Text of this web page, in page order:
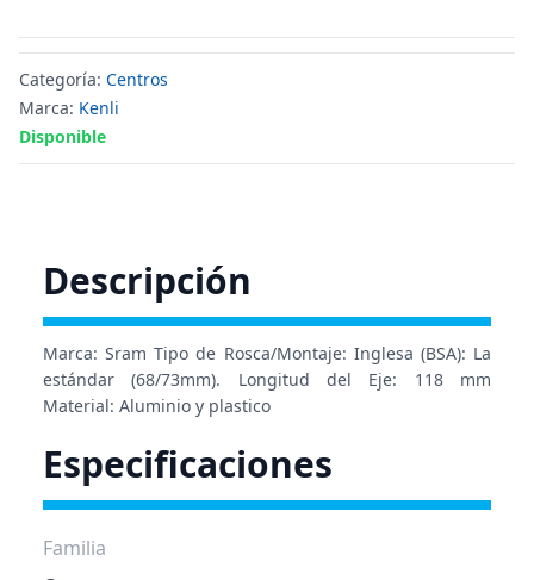
Categoría: Centros
Marca: Kenli
Disponible
Descripción
Marca: Sram Tipo de Rosca/Montaje: Inglesa (BSA): La
estándar (68/73mm). Longitud del Eje: 118 mm
Material: Aluminio y plastico
Especificaciones
Familia